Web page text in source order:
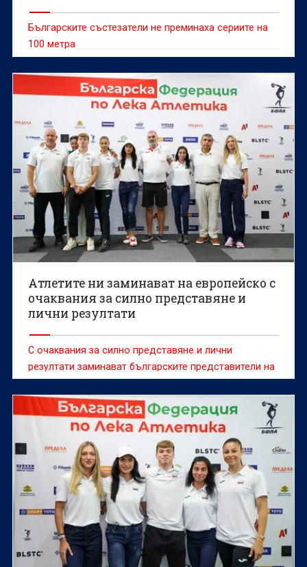
Българските състезатели не преминаха сериите на
100 метра
Атлетите ни заминават на европейско с
очаквания за силно представяне и
лични резултати
С очаквания за силно представяне и лични
резултати заминават българските представители на
европейското първенство по лека атлетика, което
ще се проведе в Бирмингам от 10 до 16 август.